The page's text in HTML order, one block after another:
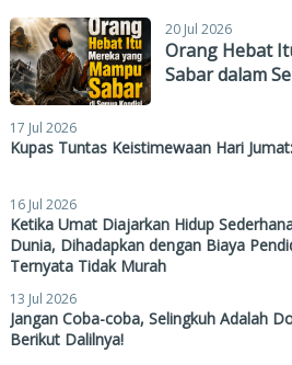
20 Jul 2026
Orang Hebat
Sabar dalam
17 Jul 2026
Kupas Tuntas Keistimewaan Hari
16 Jul 2026
Ketika Umat Diajarkan Hidup
Dunia, Dihadapkan dengan Biaya
Ternyata Tidak Murah
13 Jul 2026
Jangan Coba-coba, Selingkuh Adalah
Berikut Dalilnya!